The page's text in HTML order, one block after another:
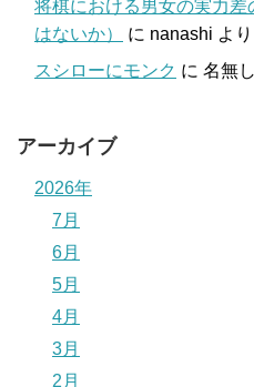
将棋における男女の実力
はないか）
に nanashi より
スシローにモンク に 名無し
アーカイブ
2026年
7月
6月
5月
4月
3月
2月